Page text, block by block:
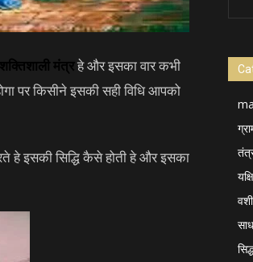
शक्तिशाली मंत्रहे और इसका वार कभी
पर किसीने इसकी सही विधि आपको
हे इसकी सिद्धि कैसे होती हे और इसका